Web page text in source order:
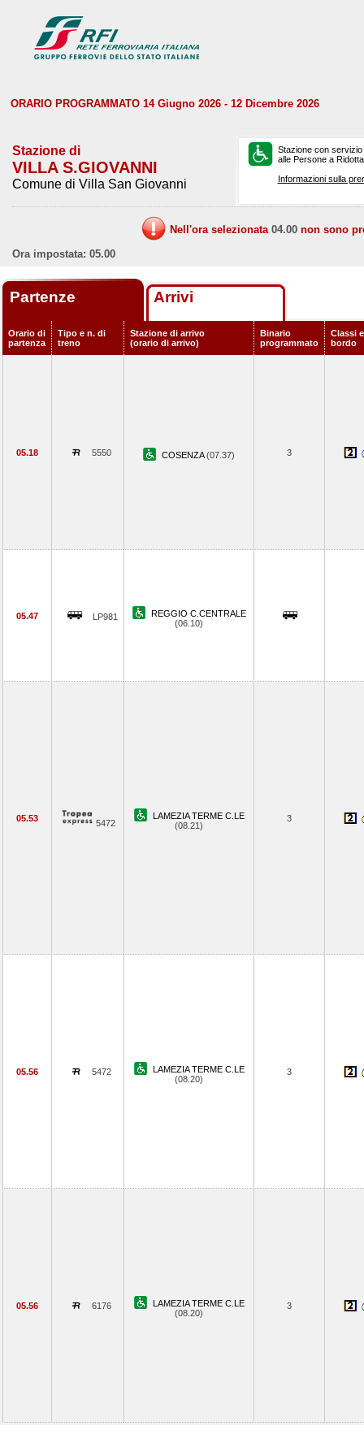
ORARIO PROGRAMMATO 14 Giugno 2026 - 12 Dicembre 2026
Stazione di
VILLA S.GIOVANNI
Comune di Villa San Giovanni
Stazione con
alle Persone a
Informazioni sulla
Nell'ora selezionata 04.00 non sono
Ora impostata: 05.00
Partenze Arrivi
Orario di
partenza
Tipo e n. di
treno
Stazione di arrivo
(orario di arrivo)
Binario
programmato
Classi
bordo
05.18 5550 COSENZA(07.37) 3
05.47 LP981
REGGIO C.CENTRALE
(06.10)
05.53 5472
LAMEZIA TERME C.LE
(08.21)
3
05.56 5472
LAMEZIA TERME C.LE
(08.20)
3
05.56 6176
LAMEZIA TERME C.LE
(08.20)
3